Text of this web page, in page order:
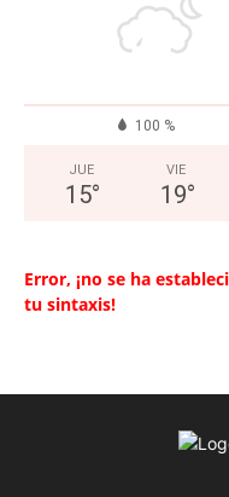
100 %
JUE
15°
VIE
19°
Error, ¡no se ha
tu sintaxis!